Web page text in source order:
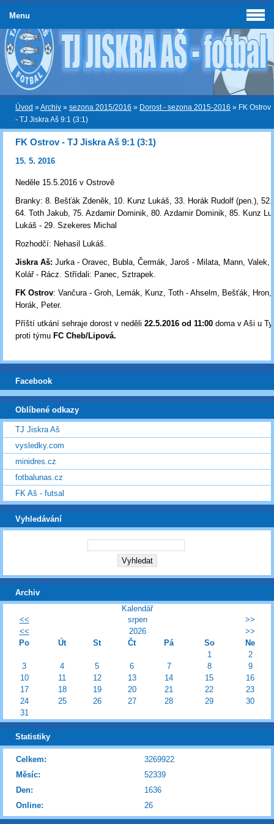
Úvod »Archiv » sezona 2015/2016 » Dorost - sezona 2015-2016 » FK Ostrov
- TJ Jiskra Aš 9:1 (3:1)
FK Ostrov - TJ Jiskra Aš 9:1 (3:1)
15. 5. 2016
Neděle 15.5.2016 v Ostrově
Branky: 8. Bešťák Zdeněk, 10. Kunz Lukáš, 33. Horák Rudolf (pen.),
64. Toth Jakub, 75. Azdamir Dominik, 80. Azdamir Dominik, 85. Kunz
Lukáš - 29. Szekeres Michal
Rozhodčí: Nehasil Lukáš.
Jiskra Aš: Jurka - Oravec, Bubla, Čermák, Jaroš - Milata, Mann, Valek,
Kolář - Rácz. Střídali: Panec, Sztrapek.
FK Ostrov: Vančura - Groh, Lemák, Kunz, Toth - Ahselm, Bešťák, Hron,
Horák, Peter.
Příští utkání sehraje dorost v neděli 22.5.2016 od 11:00 doma v Aši u
proti týmu FC Cheb/Lipová.
Menu
Facebook
Oblíbené odkazy
TJ Jiskra Aš
vysledky.com
minidres.cz
fotbalunas.cz
FK Aš - futsal
Vyhledávání
Archiv
Kalendář
<<
srpen
>>
<<
2026
>>
Po
Út St Čt Pá So
Ne
1
2
3
4 5 6 7 8
9
10
11 12 13 14 15
16
17
18 19 20 21 22
23
24
25 26 27 28 29
30
31
Statistiky
Online: 26
Celkem:
3269922
Měsíc:
52339
Den:
1636